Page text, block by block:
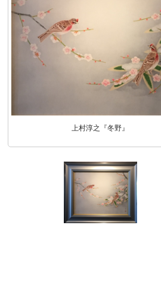
上村淳之『冬野』